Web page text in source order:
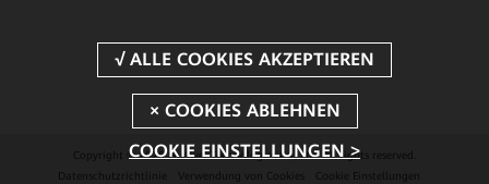
Copyright © 2026 Huawei Technologies Co., Ltd. All rights reserved.
Datenschutzrichtlinie
Verwendung von Cookies Cookie Einstellungen
COOKIE EINSTELLUNGEN >